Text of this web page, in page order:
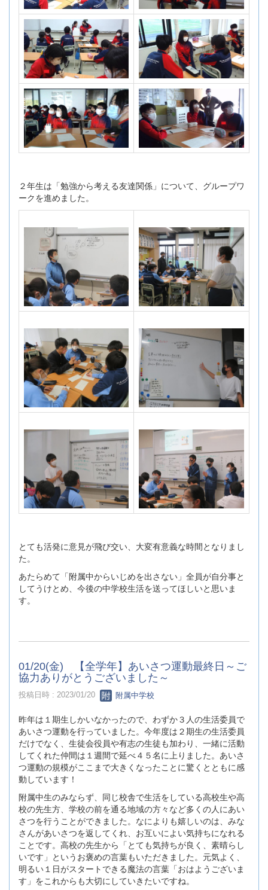
２年生は「勉強から考える友達関係」について、グループワ
ークを進めました。
とても活発に意見が飛び交い、大変有意義な時間となりまし
た。
あたらめて「附属中からいじめを出さない」全員が自分事と
してうけとめ、今後の中学校生活を送ってほしいと思いま
す。
01/20(金) 【全学年】あいさつ運動最終日～ご
協力ありがとうございました～
投稿日時 : 2023/01/20 附属中学校
昨年は１期生しかいなかったので、わずか３人の生活委員で
あいさつ運動を行っていました。今年度は２期生の生活委員
だけでなく、生徒会役員や有志の生徒も加わり、一緒に活動
してくれた仲間は１週間で延べ４５名に上りました。あいさ
つ運動の規模がここまで大きくなったことに驚くとともに感
動しています！
附属中生のみならず、同じ校舎で生活をしている高校生や高
校の先生方、学校の前を通る地域の方々など多くの人にあい
さつを行うことができました。なによりも嬉しいのは、みな
さんがあいさつを返してくれ、お互いによい気持ちになれる
ことです。高校の先生から「とても気持ちが良く、素晴らし
いです」というお褒めの言葉もいただきました。元気よく、
明るい１日がスタートできる魔法の言葉「おはようございま
す」をこれからも大切にしていきたいですね。